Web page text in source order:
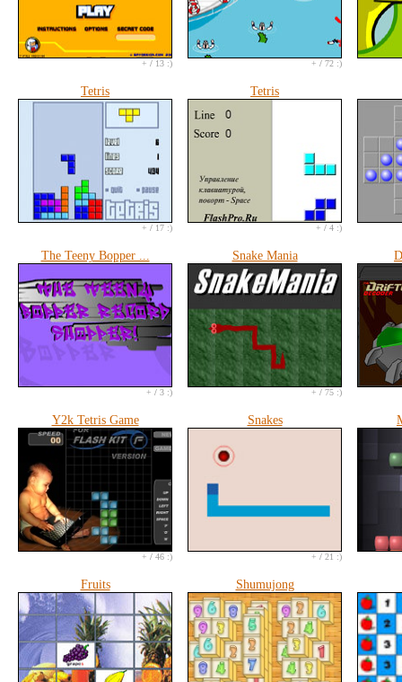
+ / 13 :) + / 72 :)
Tetris
+ / 17 :)
Tetris
+ / 4 :)
The Teeny Bopper ...
+ / 3 :)
Snake Mania
+ / 75 :)
Y2k Tetris Game
+ / 46 :)
Snakes
+ / 21 :)
Fruits Shumujong